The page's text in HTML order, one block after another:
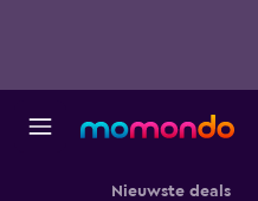
Nieuwste deals